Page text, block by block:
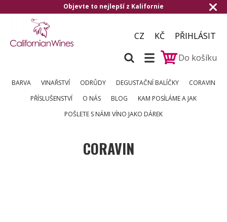
Doručení zdarma od
CZ KČ
PŘIHLÁSIT
Do košíku
BARVA VINAŘSTVÍ ODRŮDY DEGUSTAČNÍ BALÍČKY
CORAVIN
PŘÍSLUŠENSTVÍ
O NÁS BLOG
KAM POSÍLÁME A JAK
POŠLETE S NÁMI VÍNO JAKO DÁREK
CORAVIN